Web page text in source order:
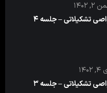
۲, ۱۴۰۲
تشکیلاتی – جلسه ۴
تشکیلاتی – جلسه ۳